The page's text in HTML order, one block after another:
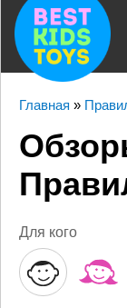
Главная »
Для кого